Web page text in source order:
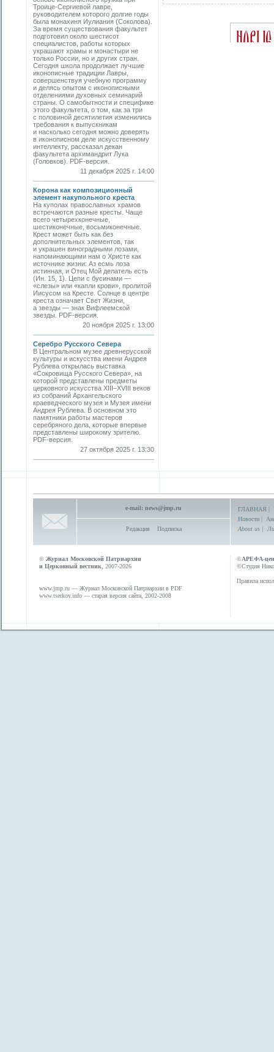
Троице-Сергиевой лавре,
руководителем которого долгие годы
была монахиня Иулиания (Соколова).
За время существования факультет
подготовил около шестисот
специалистов, работы которых
украшают храмы и монастыри не
только России, но и других стран.
Сегодня школа продолжает лучшие
иконописные традиции Лавры,
совершенствуя учебную программу
и делясь опытом с иконописными
отделениями духовных семинарий
страны. О самобытности и специфике
этого факультета, о том, как за три
с половиной десятилетия изменились
требования к выпускникам
и насколько сегодня можно доверять
в иконописном деле искусственному
интеллекту, рассказал декан
факультета архимандрит Лука
(Головков). PDF-версия.
11 декабря 2025 г. 14:00
Корона как композиционный
элемент накупольного креста
На куполах православных храмов
встречаются разные кресты. Чаще
всего четырехконечные,
шестиконечные, восьмиконечные.
Крест может быть как без
дополнительных элементов, так
и украшен виноградными лозами,
напоминающими нам о Христе как
источнике жизни: Аз есмь лоза
истинная, и Отец Мой делатель есть
(Ин. 15, 1). Цепи с бусинами —
«слезы» или «капли крови», пролитой
Иисусом на Кресте. Солнце в центре
креста означает Свет Жизни,
а звезды — знак Вифлеемской
звезды. PDF-версия.
20 ноября 2025 г. 13:00
Серебро Русского Севера
В Центральном музее древнерусской
культуры и искусства имени Андрея
Рублева открылась выставка
«Сокровища Русского Севера», на
которой представлены предметы
церковного искусства XIII–XVIII веков
из собраний Архангельского
краеведческого музея и Музея имени
Андрея Рублева. В основном это
памятники работы мастеров
серебряного дела, которые впервые
представлены широкому зрителю.
PDF-версия.
27 октября 2025 г. 13:30
e-mail: news@jmp.ru
Редакция Подписка
ГЛАВНАЯ |
Новости |
About us |
© Журнал Московской Патриархии
и Церковный вестник , 2007-2026
www.jmp.ru — Журнал Московской Патриархии в PDF
www.tserkov.info — старая версия сайта, 2002-2008
©АРЕФА-
©Студия
Правила